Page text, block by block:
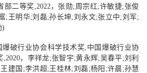
部二等奖 2022 ， 张勋; 周宗红;许敏捷; 张俊
; 王明华;刘磊;孙长坤;刘永文;张立中;刘军;
)
爆破行业协会科学技术奖 中国爆破行业协
2020， 李祥龙;张智宇;黄永辉;吴春平;刘利
王建国 ;李洪超; 王桂林;刘磊;杨阳 ;许晨;孙慧